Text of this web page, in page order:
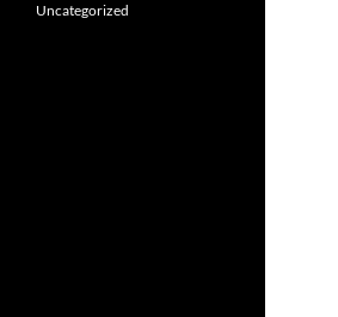
Uncategorized